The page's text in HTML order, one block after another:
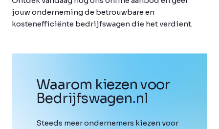
jouw onderneming de betrouwbare en
kostenefficiënte bedrijfswagen die het verdient.
Waarom kiezen voor
Bedrijfswagen.nl
Steeds meer ondernemers kiezen voor